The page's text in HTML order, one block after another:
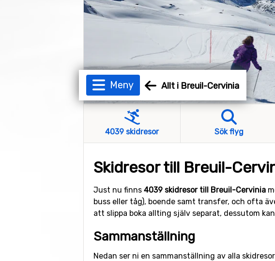
Meny Allt i Breuil-Cervinia
4039 skidresor Sök flyg
Skidresor till Breuil-
Just nu finns 4039 skidresor till Breuil-Cervinia
buss eller tåg), boende samt transfer, och ofta
att slippa boka allting själv separat, dessutom
Sammanställning
Nedan ser ni en sammanställning av alla